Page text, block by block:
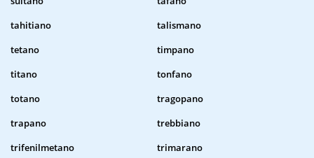
tahitiano
talismano
tetano
timpano
titano
tonfano
totano
tragopano
trapano
trebbiano
trifenilmetano
trimarano